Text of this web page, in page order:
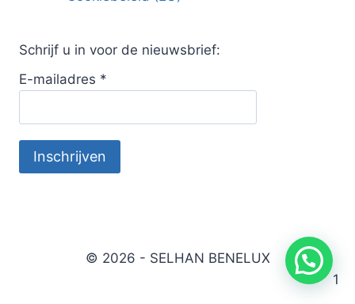
Schrijf u in voor de nieuwsbrief:
E-mailadres *
© 2026 - SELHAN BENELUX
1